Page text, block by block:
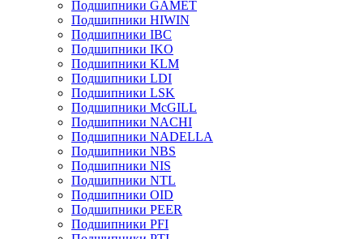
Подшипники GAMET
Подшипники HIWIN
Подшипники IBC
Подшипники IKO
Подшипники KLM
Подшипники LDI
Подшипники LSK
Подшипники McGILL
Подшипники NACHI
Подшипники NADELLA
Подшипники NBS
Подшипники NIS
Подшипники NTL
Подшипники OID
Подшипники PEER
Подшипники PFI